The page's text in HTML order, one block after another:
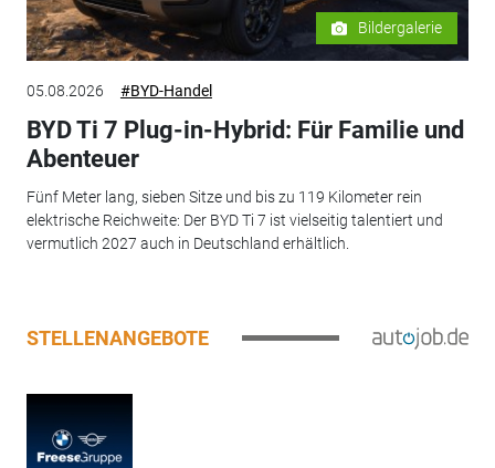
Bildergalerie
05.08.2026 #BYD-Handel
BYD Ti 7 Plug-in-Hybrid: Für Familie und
Abenteuer
Fünf Meter lang, sieben Sitze und bis zu 119 Kilometer rein
elektrische Reichweite: Der BYD Ti 7 ist vielseitig talentiert und
vermutlich 2027 auch in Deutschland erhältlich.
STELLENANGEBOTE